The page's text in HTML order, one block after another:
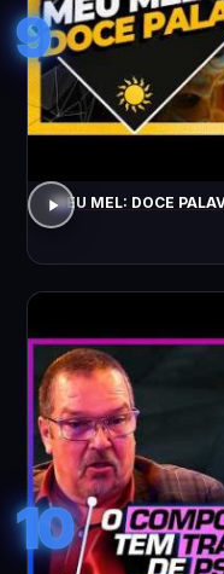
9
MEU MEL: DOCE
10